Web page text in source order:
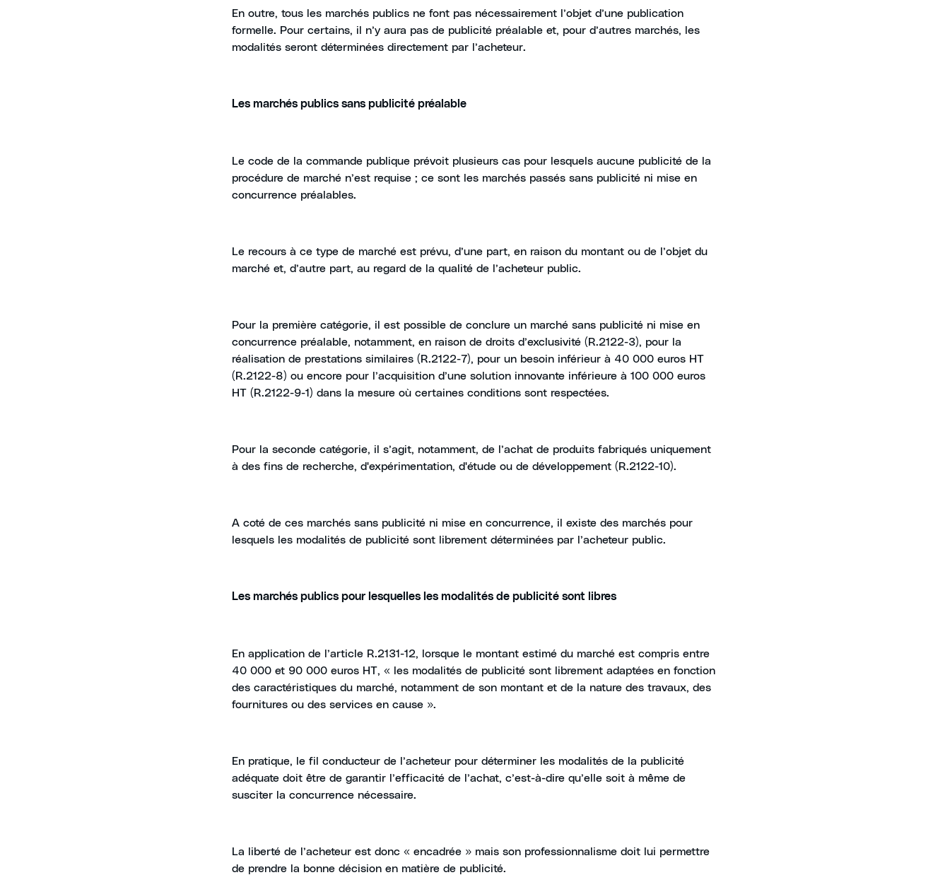
En outre, tous les marchés publics ne font pas nécessairement l’objet d’une publication
formelle. Pour certains, il n’y aura pas de publicité préalable et, pour d’autres marchés, les
modalités seront déterminées directement par l’acheteur.
Les marchés publics sans publicité préalable
Le code de la commande publique prévoit plusieurs cas pour lesquels aucune publicité de la
procédure de marché n’est requise ; ce sont les marchés passés sans publicité ni mise en
concurrence préalables.
Le recours à ce type de marché est prévu, d’une part, en raison du montant ou de l’objet du
marché et, d’autre part, au regard de la qualité de l’acheteur public.
Pour la première catégorie, il est possible de conclure un marché sans publicité ni mise en
concurrence préalable, notamment, en raison de droits d’exclusivité (R.2122-3), pour la
réalisation de prestations similaires (R.2122-7), pour un besoin inférieur à 40 000 euros HT
(R.2122-8) ou encore pour l’acquisition d’une solution innovante inférieure à 100 000 euros
HT (R.2122-9-1) dans la mesure où certaines conditions sont respectées.
Pour la seconde catégorie, il s’agit, notamment, de l’achat de produits fabriqués uniquement
à des fins de recherche, d'expérimentation, d'étude ou de développement (R.2122-10).
A coté de ces marchés sans publicité ni mise en concurrence, il existe des marchés pour
lesquels les modalités de publicité sont librement déterminées par l’acheteur public.
Les marchés publics pour lesquelles les modalités de publicité sont libres
En application de l’article R.2131-12, lorsque le montant estimé du marché est compris entre
40 000 et 90 000 euros HT, « les modalités de publicité sont librement adaptées en fonction
des caractéristiques du marché, notamment de son montant et de la nature des travaux, des
fournitures ou des services en cause ».
En pratique, le fil conducteur de l’acheteur pour déterminer les modalités de la publicité
adéquate doit être de garantir l’efficacité de l’achat, c’est-à-dire qu’elle soit à même de
susciter la concurrence nécessaire.
La liberté de l’acheteur est donc « encadrée » mais son professionnalisme doit lui permettre
de prendre la bonne décision en matière de publicité.